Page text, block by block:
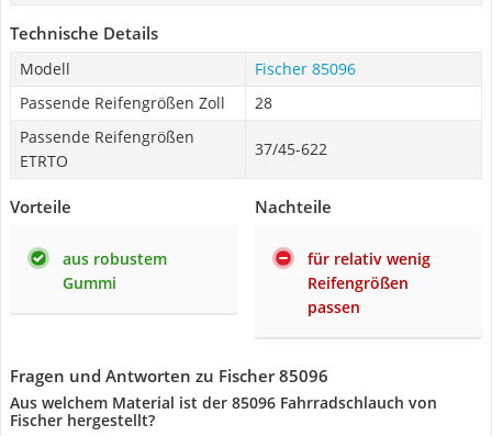
Technische Details
Modell
Fischer 85096
Passende Reifengrößen Zoll
28
Passende Reifengrößen
ETRTO
37/45-622
Vorteile
aus robustem
Gummi
Nachteile
für relativ wenig
Reifengrößen
passen
Fragen und Antworten zu Fischer 85096
Aus welchem Material ist der 85096 Fahrradschlauch von
Fischer hergestellt?